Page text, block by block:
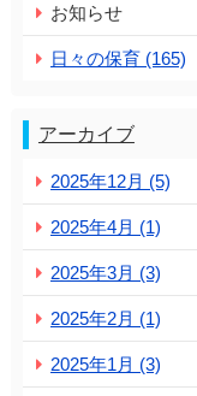
お知らせ
日々の保育 (165)
アーカイブ
2025年12月 (5)
2025年4月 (1)
2025年3月 (3)
2025年2月 (1)
2025年1月 (3)